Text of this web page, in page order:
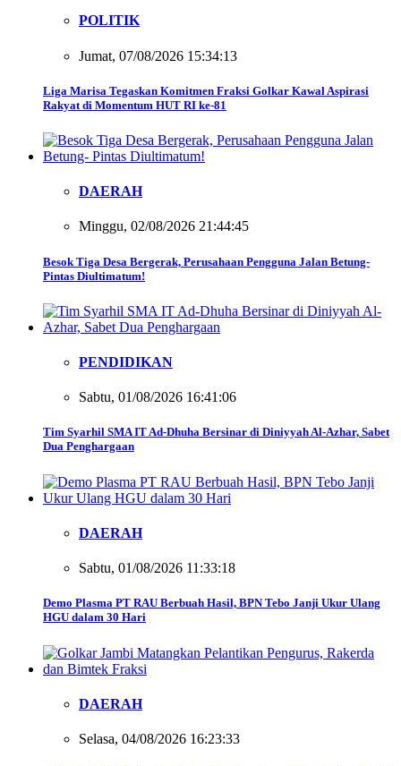
POLITIK
Jumat, 07/08/2026 15:34:13
Liga Marisa Tegaskan Komitmen Fraksi Golkar Kawal Aspirasi
Rakyat di Momentum HUT RI ke-81
DAERAH
Minggu, 02/08/2026 21:44:45
Besok Tiga Desa Bergerak, Perusahaan Pengguna Jalan Betung-
Pintas Diultimatum!
PENDIDIKAN
Sabtu, 01/08/2026 16:41:06
Tim Syarhil SMA IT Ad-Dhuha Bersinar di Diniyyah Al-Azhar, Sabet
Dua Penghargaan
DAERAH
Sabtu, 01/08/2026 11:33:18
Demo Plasma PT RAU Berbuah Hasil, BPN Tebo Janji Ukur Ulang
HGU dalam 30 Hari
DAERAH
Selasa, 04/08/2026 16:23:33